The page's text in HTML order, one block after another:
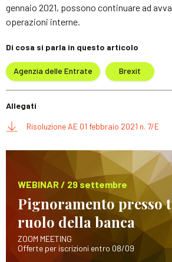
gennaio 2021, possono continuare ad
operazioni interne.
Di cosa si parla in questo articolo
Agenzia delle Entrate Brexit
Allegati
Risoluzione AE 01 febbraio 2021 n. 7/E
WEBINAR / 29 settembre
Pignoramento presso
ruolo della banca
ZOOM MEETING
Offerte per iscrizioni entro 08/09